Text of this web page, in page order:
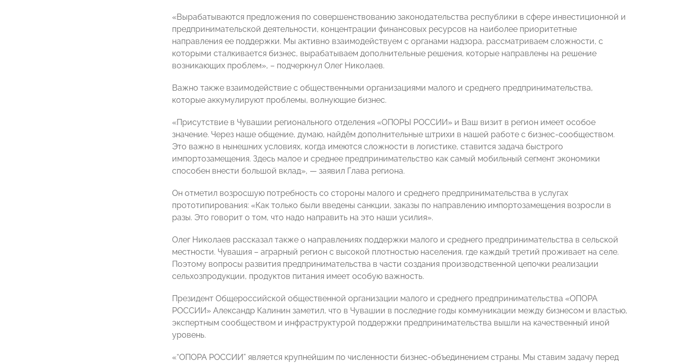
«Вырабатываются предложения по совершенствованию законодательства республики в сфере инвестиционной и
предпринимательской деятельности, концентрации финансовых ресурсов на наиболее приоритетные
направления ее поддержки. Мы активно взаимодействуем с органами надзора, рассматриваем сложности, с
которыми сталкивается бизнес, вырабатываем дополнительные решения, которые направлены на решение
возникающих проблем», – подчеркнул Олег Николаев.
Важно также взаимодействие с общественными организациями малого и среднего предпринимательства,
которые аккумулируют проблемы, волнующие бизнес.
«Присутствие в Чувашии регионального отделения «ОПОРЫ РОССИИ» и Ваш визит в регион имеет особое
значение. Через наше общение, думаю, найдём дополнительные штрихи в нашей работе с бизнес-сообществом.
Это важно в нынешних условиях, когда имеются сложности в логистике, ставится задача быстрого
импортозамещения. Здесь малое и среднее предпринимательство как самый мобильный сегмент экономики
способен внести большой вклад», — заявил Глава региона.
Он отметил возросшую потребность со стороны малого и среднего предпринимательства в услугах
прототипирования: «Как только были введены санкции, заказы по направлению импортозамещения возросли в
разы. Это говорит о том, что надо направить на это наши усилия».
Олег Николаев рассказал также о направлениях поддержки малого и среднего предпринимательства в сельской
местности. Чувашия – аграрный регион с высокой плотностью населения, где каждый третий проживает на селе.
Поэтому вопросы развития предпринимательства в части создания производственной цепочки реализации
сельхозпродукции, продуктов питания имеет особую важность.
Президент Общероссийской общественной организации малого и среднего предпринимательства «ОПОРА
РОССИИ» Александр Калинин заметил, что в Чувашии в последние годы коммуникации между бизнесом и властью,
экспертным сообществом и инфраструктурой поддержки предпринимательства вышли на качественный иной
уровень.
«“ОПОРА РОССИИ” является крупнейшим по численности бизнес-объединением страны. Мы ставим задачу перед